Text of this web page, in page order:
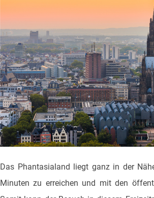
Das Phantasialand liegt ganz in der
Minuten zu erreichen und mit den